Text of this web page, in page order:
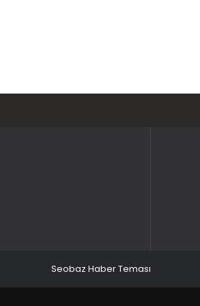
Seobaz Haber Teması